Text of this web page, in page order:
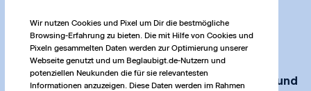
unterstreichen die Bedeutung einer fachgerechten
Übersetzung durch einenvereidigten Übersetzer
Beglaubigt.debietet Bewerbern eineverlässliche und
Wir nutzen Cookies und Pixel um Dir die bestmögliche
Browsing-Erfahrung zu bieten. Die mit Hilfe von Cookies und
Pixeln gesammelten Daten werden zur Optimierung unserer
Webseite genutzt und um Beglaubigt.de-Nutzern und
potenziellen Neukunden die für sie relevantesten
Informationen anzuzeigen. Diese Daten werden im Rahmen